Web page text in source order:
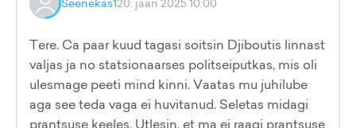
Tere. Ca paar kuud tagasi soitsin Djiboutis linnast
valjas ja no statsionaarses politseiputkas, mis oli
ulesmage peeti mind kinni. Vaatas mu juhilube
aga see teda vaga ei huvitanud. Seletas midagi
prantsuse keeles. Utlesin, et ma ei raagi prantsuse